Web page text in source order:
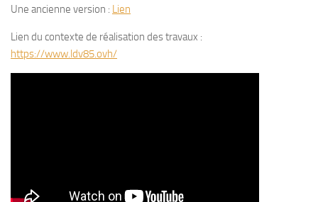
Une ancienne version : Lien
Lien du contexte de réalisation des travaux :
https://www.ldv85.ovh/